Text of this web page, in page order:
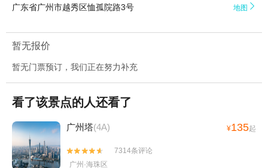
广东省广州市越秀区恤孤院路3号 地图 
暂无报价
暂无门票预订，我们正在努力补充
看了该景点的人还看了
广州塔(4A) ¥135起


7314条评论
广州·海珠区